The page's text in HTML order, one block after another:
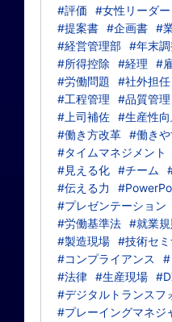
#評価
#女性リーダー
#提案書 #企画書 #
#経営管理部 #年末
#所得控除
#経理 #
#労働問題
#社外担任
#工程管理
#品質管理
#上司補佐 #生産性向
#働き方改革 #働きや
#タイムマネジメント
#見える化 #チーム
#伝える力
#プレゼンテーション
#労働基準法 #就業規
#製造現場 #技術セ
#コンプライアンス
#
#法律 #生産現場
#デジタルトランスフ
#プレーイングマネジ